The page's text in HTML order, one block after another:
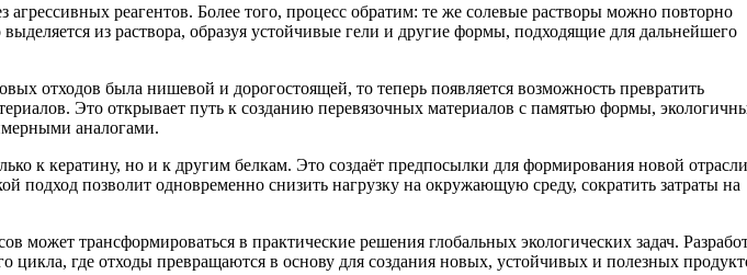
реагентов. Более того, процесс обратим: те же солевые растворы можно повторно
из раствора, образуя устойчивые гели и другие формы, подходящие для дальнейшего
отходов была нишевой и дорогостоящей, то теперь появляется возможность превратить
Это открывает путь к созданию перевязочных материалов с памятью формы,
аналогами.
к кератину, но и к другим белкам. Это создаёт предпосылки для формирования новой отрасли
позволит одновременно снизить нагрузку на окружающую среду, сократить затраты на
трансформироваться в практические решения глобальных экологических задач.
где отходы превращаются в основу для создания новых, устойчивых и полезных